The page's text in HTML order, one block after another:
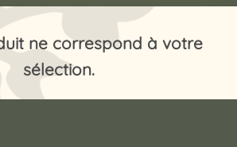
ne correspond à votre
sélection.